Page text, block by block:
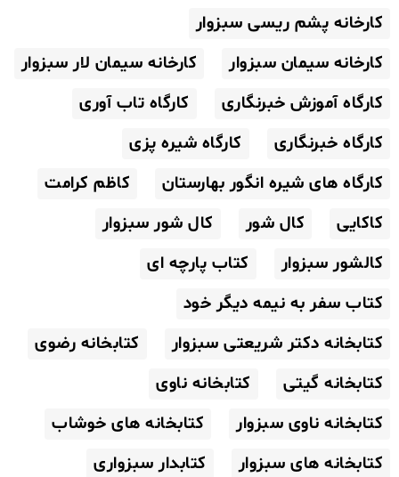
کارخانه پشم ریسی سبزوار
کارخانه سیمان سبزوار
کارخانه سیمان لار سبزوار
کارگاه آموزش خبرنگاری
کارگاه تاب آوری
کارگاه خبرنگاری
کارگاه شیره پزی
کارگاه های شیره انگور بهارستان
کاظم کرامت
کاکایی
کال شور
کال شور سبزوار
کالشور سبزوار
کتاب پارچه ای
کتاب سفر به نیمه دیگر خود
کتابخانه دکتر شریعتی سبزوار
کتابخانه رضوی
کتابخانه گیتی
کتابخانه ناوی
کتابخانه ناوی سبزوار
کتابخانه های خوشاب
کتابخانه های سبزوار
کتابدار سبزواری